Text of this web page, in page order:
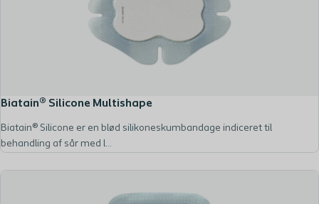
Biatain® Silicone Multishape
Biatain® Silicone er en blød silikoneskumbandage indiceret til
behandling af sår med l...